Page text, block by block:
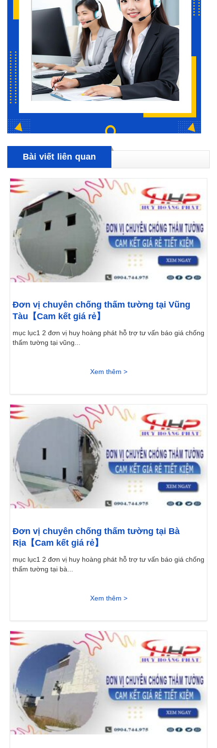
Bài viết liên quan
Đơn vị chuyên chống thấm tường tại Vũng
Tàu【Cam kết giá rẻ】
mục lục1 2 đơn vị huy hoàng phát hỗ trợ tư vấn báo giá chống
thấm tường tại vũng...
Xem thêm >
Đơn vị chuyên chống thấm tường tại Bà
Rịa【Cam kết giá rẻ】
mục lục1 2 đơn vị huy hoàng phát hỗ trợ tư vấn báo giá chống
thấm tường tại bà...
Xem thêm >